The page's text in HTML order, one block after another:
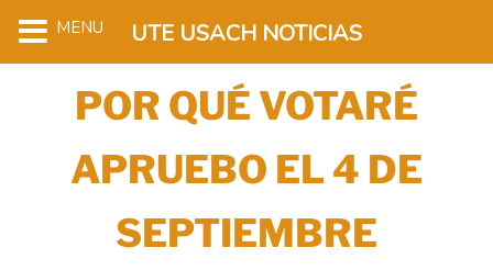
POR QUÉ VOTARÉ
APRUEBO EL 4 DE
SEPTIEMBRE
MENU UTE USACH NOTICIAS